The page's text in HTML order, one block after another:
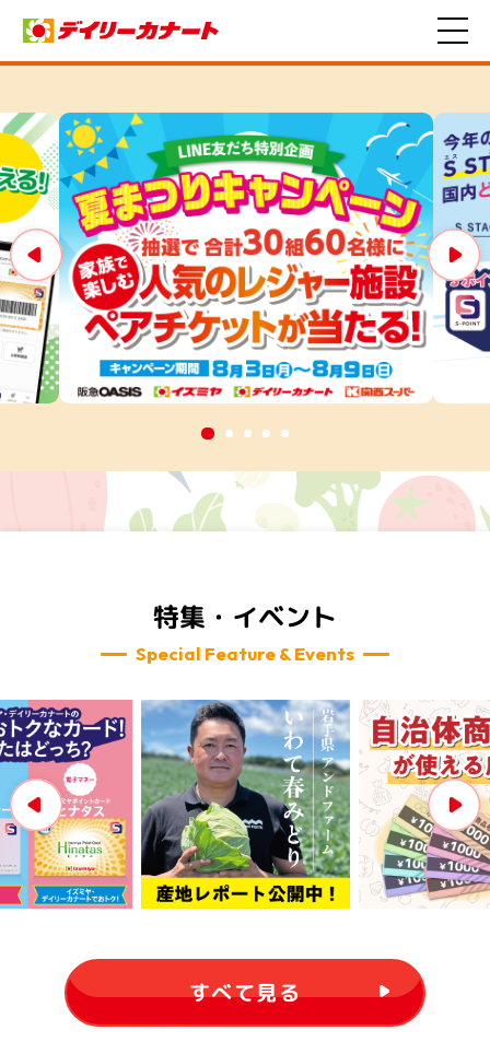
特集・イベント
Special Feature & Events
すべて見る